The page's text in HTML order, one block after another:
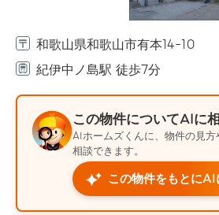
和歌山県和歌山市有本14-10
紀伊中ノ島駅 徒歩7分
この物件についてAIに
AIホームズくんに、物件の見
相談できます。
この物件をもとにAI